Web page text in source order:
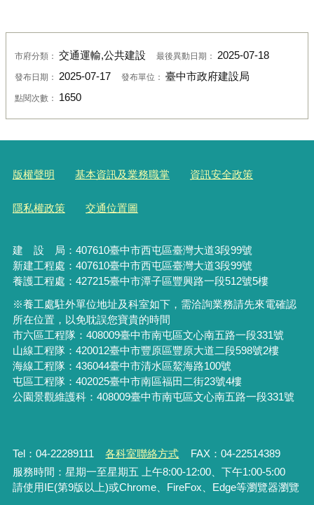
市府分類： 交通運輸,公共建設 最後異動日期： 2025-07-18
發布日期： 2025-07-17 發布單位： 臺中市政府建設局
點閱次數： 1650
版權聲明 基本資訊及業務職掌 資訊安全政策
隱私權政策 交通位置圖
建 設 局： 407610臺中市西屯區臺灣大道3段99號
新建工程處：407610臺中市西屯區臺灣大道3段99號
養護工程處：427215臺中市潭子區豐興路一段512號5樓
※養工處駐外單位地址及科室如下，需洽詢業務請先來電確認
所在位置，以免耽誤您寶貴的時間
市六區工程隊：408009臺中市南屯區文心南五路一段331號
山線工程隊：420012臺中市豐原區豐原大道二段598號2樓
海線工程隊：436044臺中市清水區鰲海路100號
屯區工程隊：402025臺中市南區福田二街23號4樓
公園景觀維護科：408009臺中市南屯區文心南五路一段331號
Tel：04-22289111 各科室聯絡方式
FAX：04-22514389
服務時間：星期一至星期五 上午8:00-12:00、下午1:00-5:00
請使用IE(第9版以上)或Chrome、FireFox、Edge等瀏覽器瀏覽